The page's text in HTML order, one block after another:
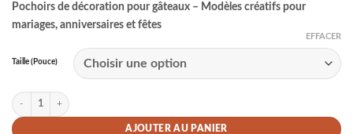
prix :
$13.99
$34.99
Pochoirs de décoration pour gâteaux – Modèles créatifs pour
mariages, anniversaires et fêtes
Taille (Pouce)
EFFACER
quantité de Pochoirs à Gâteau - Arbre de Vie
AJOUTER AU PANIER